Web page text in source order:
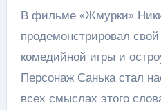
В фильме «Жмурки»
продемонстрировал
комедийной игры и
Персонаж Санька стал
всех смыслах этого